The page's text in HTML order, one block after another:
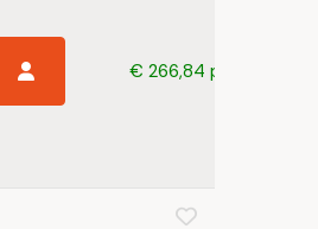
€ 266,84 p/s